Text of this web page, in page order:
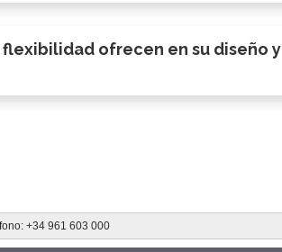
flexibilidad ofrecen en su diseño y
+34 961 603 000